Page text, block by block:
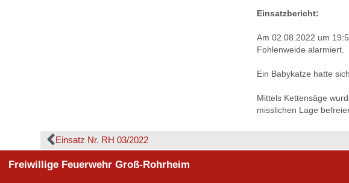
Einsatzbericht:
Am 02.08.2022 um
Fohlenweide alarmiert.
Ein Babykatze hatte
Mittels Kettensäge
misslichen Lage
Einsatz Nr. RH 03/2022
Freiwillige Feuerwehr Groß-Rohrheim